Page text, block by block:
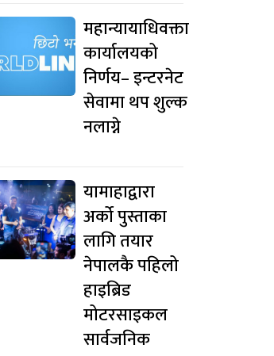
महान्यायाधिवक्ता
कार्यालयको
निर्णय– इन्टरनेट
सेवामा थप शुल्क
नलाग्ने
यामाहाद्वारा
अर्को पुस्ताका
लागि तयार
नेपालकै पहिलो
हाइब्रिड
मोटरसाइकल
सार्वजनिक